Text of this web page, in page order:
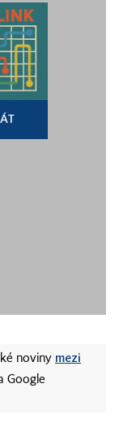
noviny mezi
Google